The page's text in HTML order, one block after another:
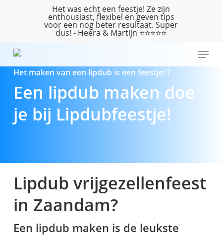
Het was echt een feestje! Ze zijn
enthousiast, flexibel en geven tips
voor een nog beter resultaat. Super
dus! - Heera & Martijn ⭐️⭐️⭐️⭐️⭐️
Menu
Het maken van een lipdub is een feestje! ?
Een lipdub maken doe
je bij Lipdubfeestje!
Lipdub vrijgezellenfeest
in Zaandam?
Een lipdub maken is de leukste